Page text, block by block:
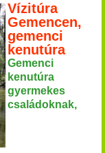
Vízitúra
Gemencen,
gemenci
kenutúra
Gemenci
kenutúra
gyermekes
családoknak,